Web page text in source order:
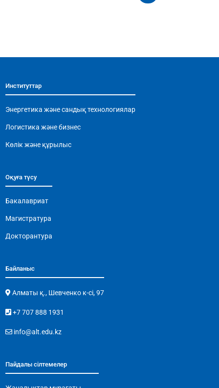
Институттар
Энергетика және сандық технологиялар
Логистика және бизнес
Көлік және құрылыс
Оқуға түсу
Бакалавриат
Магистратура
Докторантура
Байланыс
Алматы қ., Шевченко к-сі, 97
+7 707 888 1931
info@alt.edu.kz
Пайдалы сілтемелер